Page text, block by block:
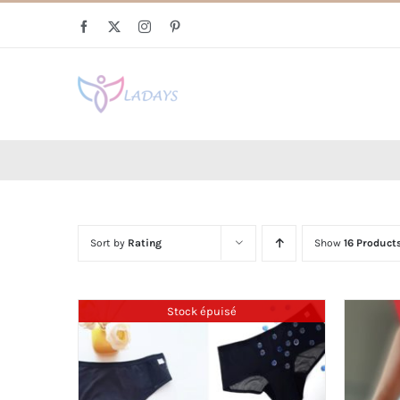
Facebook Instagram
Sort by Rating Show 16
Stock épuisé